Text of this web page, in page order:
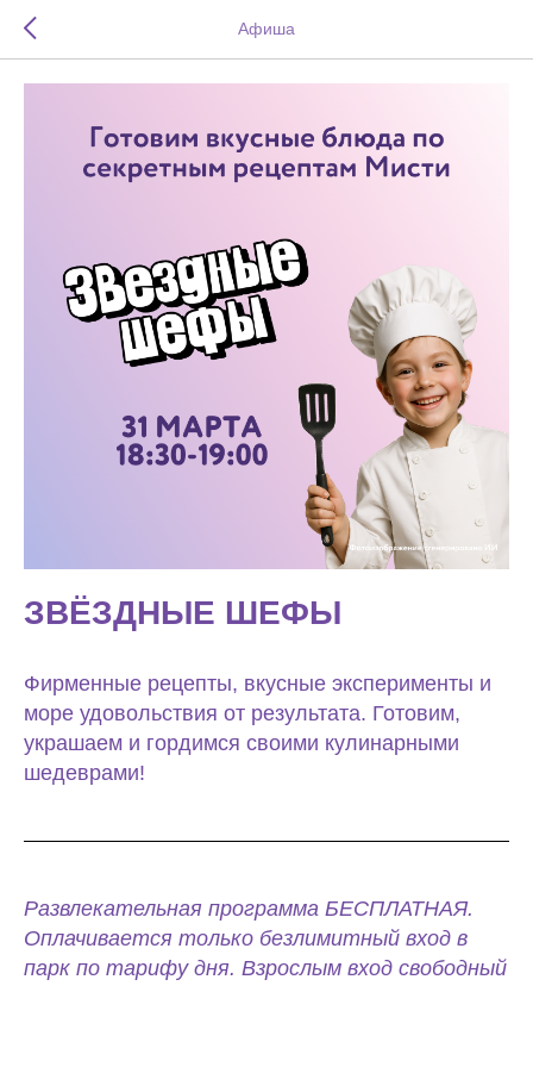
Афиша
ЗВЁЗДНЫЕ ШЕФЫ
Фирменные рецепты, вкусные эксперименты и
море удовольствия от результата. Готовим,
украшаем и гордимся своими кулинарными
шедеврами!
Развлекательная программа БЕСПЛАТНАЯ.
Оплачивается только безлимитный вход в
парк по тарифу дня. Взрослым вход свободный